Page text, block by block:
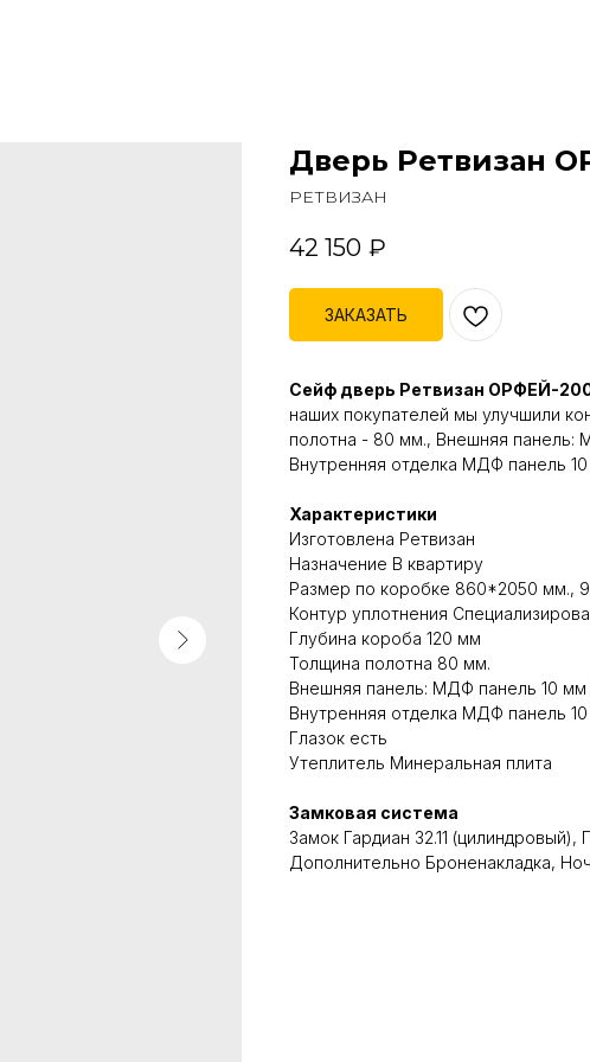
Дверь Ретвизан
РЕТВИЗАН
42 150 ₽
ЗАКАЗАТЬ
Сейф дверь Ретвизан ОРФЕЙ-
наших покупателей мы улучшили
полотна - 80 мм., Внешняя панель:
Внутренняя отделка МДФ панель
Характеристики
Изготовлена Ретвизан
Назначение В квартиру
Размер по коробке 860*2050 мм.,
Контур уплотнения
Глубина короба 120 мм
Толщина полотна 80 мм.
Внешняя панель: МДФ панель 10 мм
Внутренняя отделка МДФ панель
Глазок есть
Утеплитель Минеральная плита
Замковая система
Замок Гардиан 32.11 (цилиндровый),
Дополнительно Броненакладка,